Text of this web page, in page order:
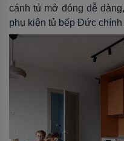
cánh tủ mở đóng dễ
phụ kiện tủ bếp Đức chính